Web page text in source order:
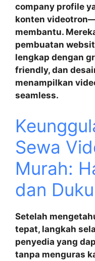
company profile
konten
membantu.
pembuatan
lengkap dengan
friendly, dan
menampilkan
seamless.
Sewa
Murah:
dan
Setelah
tepat, langkah
penyedia yang
tanpa menguras